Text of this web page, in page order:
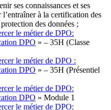
ses connaissances et ses
à la certification des
des données ;
le métier de DPO:
DPO » – 35H (Classe
le métier de DPO :
DPO » – 35H (Présentiel
le métier de DPO:
DPO » Module 1
le métier de DPO: